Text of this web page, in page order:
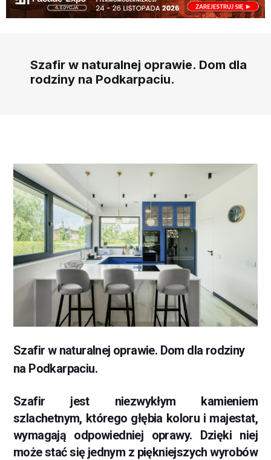
Szafir w naturalnej oprawie. Dom dla
rodziny na Podkarpaciu.
Szafir w naturalnej oprawie. Dom dla rodziny
na Podkarpaciu.
Szafir jest niezwykłym kamieniem
szlachetnym, którego głębia koloru i majestat,
wymagają odpowiedniej oprawy. Dzięki niej
może stać się jednym z piękniejszych wyrobów